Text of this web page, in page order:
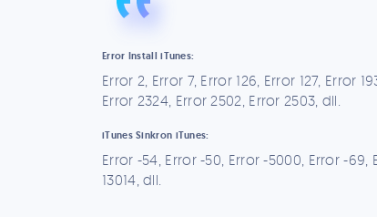
Error Install iTunes:
Error 2, Error 7, Error 126, Error 127, Error
Error 2324, Error 2502, Error 2503, dll.
iTunes Sinkron iTunes:
Error -54, Error -50, Error -5000, Error -69,
13014, dll.